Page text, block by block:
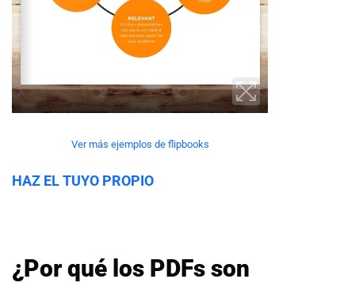
Ver más ejemplos de flipbooks
HAZ EL TUYO PROPIO
¿Por qué los PDFs son